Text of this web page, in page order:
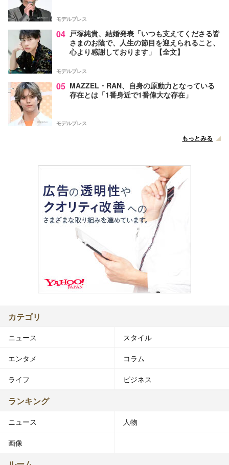
モデルプレス
04 戸塚純貴、結婚発表「いつも支えてくださる皆
さまのお陰で、人生の節目を迎えられること、
心より感謝しております」【全文】
モデルプレス
05 MAZZEL・RAN、自身の原動力となっている
存在とは「1番身近で1番偉大な存在」
モデルプレス
もっとみる
カテゴリ
ニュース スタイル
エンタメ コラム
ライフ ビジネス
ランキング
ニュース 人物
画像